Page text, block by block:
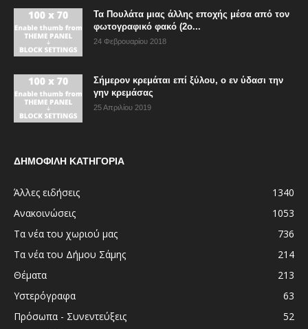
Τα Πουλάτα μιας άλλης εποχής μέσα από τον
φωτογραφικό φακό (2ο...
24 Φεβρουαρίου 2018
Σήμερον κρεμάται επί ξύλου, ο εν ύδασι την
γην κρεμάσας
25 Απριλίου 2019
ΔΗΜΟΦΙΛΗ ΚΑΤΗΓΟΡΙΑ
Άλλες ειδήσεις
1340
Ανακοινώσεις
1053
Τα νέα του χωριού μας
736
Τα νέα του Δήμου Σάμης
214
Θέματα
213
Υστερόγραφα
63
Πρόσωπα - Συνεντεύξεις
52